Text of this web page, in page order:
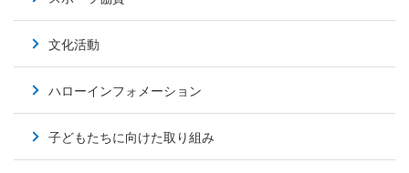
文化活動
ハローインフォメーション
子どもたちに向けた取り組み